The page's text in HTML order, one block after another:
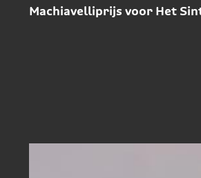
Machiavelliprijs voor Het